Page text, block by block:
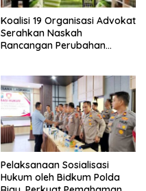
Koalisi 19 Organisasi Advokat
Serahkan Naskah
Rancangan Perubahan
RI
Pelaksanaan Sosialisasi
Hukum oleh Bidkum Polda